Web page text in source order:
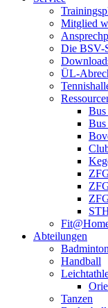
Mitglied
Die BSV-
ÜL-
Abteilungen
Badminton
Handball
Tanzen